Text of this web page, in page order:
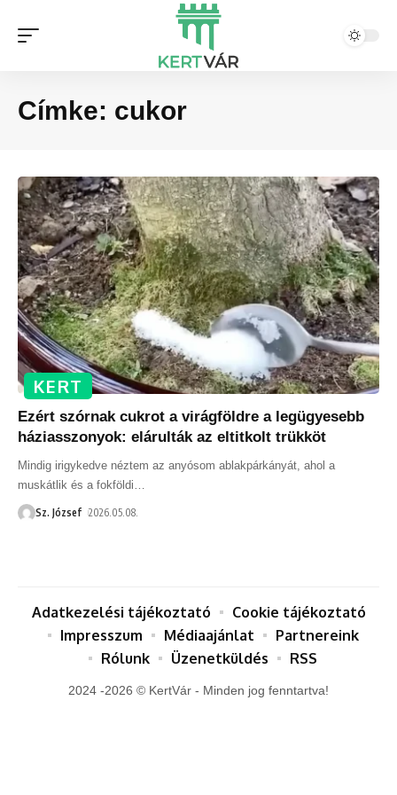
Címke: cukor
KERT
Ezért szórnak cukrot a virágföldre a legügyesebb
háziasszonyok: elárulták az eltitkolt trükköt
Mindig irigykedve néztem az anyósom ablakpárkányát, ahol a
muskátlik és a fokföldi
Sz. József 2026.05.08.
2024 -2026 © KertVár - Minden jog fenntartva!
Adatkezelési tájékoztató
Cookie tájékoztató
Impresszum
Médiaajánlat
Partnereink
Rólunk
Üzenetküldés RSS